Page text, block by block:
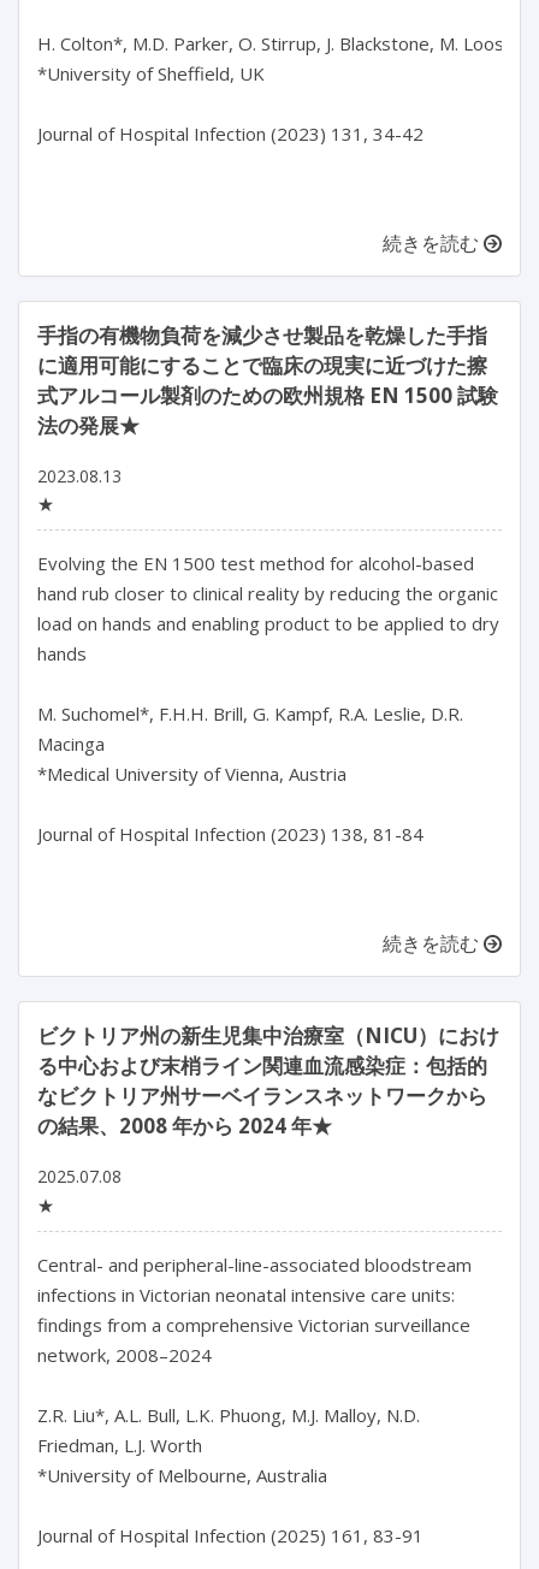
H. Colton*, M.D. Parker, O. Stirrup, J. Blackstone, M. Loose,
*University of Sheffield, UK
Journal of Hospital Infection (2023) 131, 34-42
続きを読む
手指の有機物負荷を減少させ製品を乾燥した手指
に適用可能にすることで臨床の現実に近づけた擦
式アルコール製剤のための欧州規格 EN 1500 試験
法の発展★
2023.08.13
★
Evolving the EN 1500 test method for alcohol-based
hand rub closer to clinical reality by reducing the organic
load on hands and enabling product to be applied to dry
hands
M. Suchomel*, F.H.H. Brill, G. Kampf, R.A. Leslie, D.R.
Macinga
*Medical University of Vienna, Austria
Journal of Hospital Infection (2023) 138, 81-84
続きを読む
ビクトリア州の新生児集中治療室（NICU）におけ
る中心および末梢ライン関連血流感染症：包括的
なビクトリア州サーベイランスネットワークから
の結果、2008 年から 2024 年★
2025.07.08
★
Central- and peripheral-line-associated bloodstream
infections in Victorian neonatal intensive care units:
findings from a comprehensive Victorian surveillance
network, 2008–2024
Z.R. Liu*, A.L. Bull, L.K. Phuong, M.J. Malloy, N.D.
Friedman, L.J. Worth
*University of Melbourne, Australia